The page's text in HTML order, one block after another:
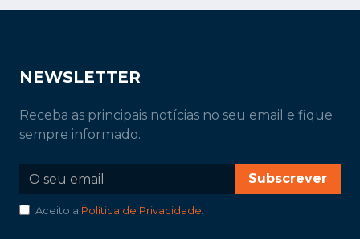
NEWSLETTER
Receba as principais notícias no seu email e fique
sempre informado.
Subscrever
Aceito a Política de Privacidade.